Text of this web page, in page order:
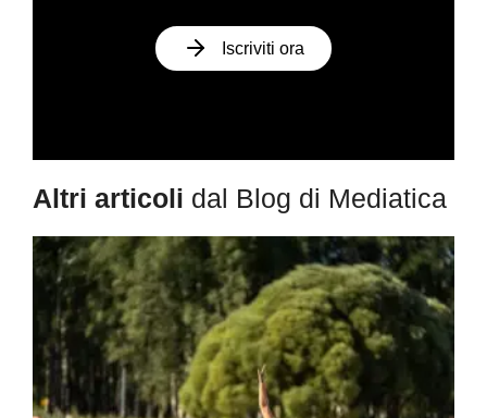
Iscriviti ora
Altri articoli dal Blog di Mediatica